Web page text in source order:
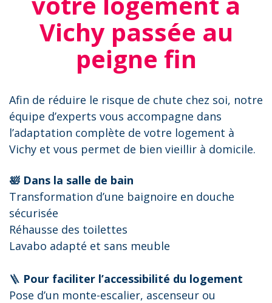
Vichy passée au
peigne fin
Afin de réduire le risque de chute chez soi, notre
équipe d’experts vous accompagne dans
l’adaptation complète de votre logement à
Vichy et vous permet de bien vieillir à domicile.
🛀 Dans la salle de bain
Transformation d’une baignoire en douche
sécurisée
Réhausse des toilettes
Lavabo adapté et sans meuble
🪜 Pour faciliter l’accessibilité du logement
Pose d’un monte-escalier, ascenseur ou